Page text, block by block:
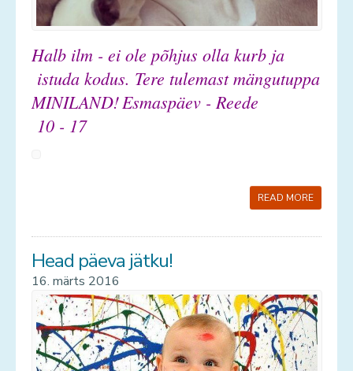
Halb ilm - ei ole põhjus olla kurb ja
istuda kodus. Tere tulemast mängutuppa
MINILAND!Esmaspäev - Reede
10 - 17
READ MORE
Head päeva jätku!
16. märts 2016